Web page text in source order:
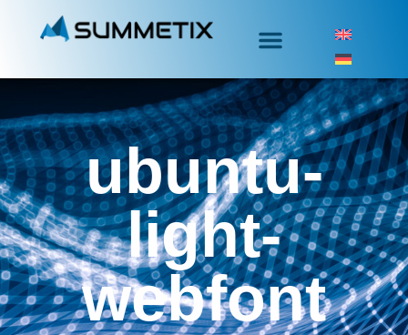
ubuntu-
light-
webfont